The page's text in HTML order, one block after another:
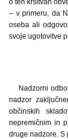
– v primeru, da
oseba ali
svoje ugotovitve
Nadzorni
nadzor
občinskih
nepremičnim in
druge nadzore. S